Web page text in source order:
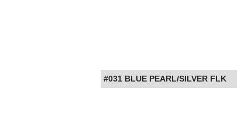
#031 BLUE PEARL/SILVER FLK